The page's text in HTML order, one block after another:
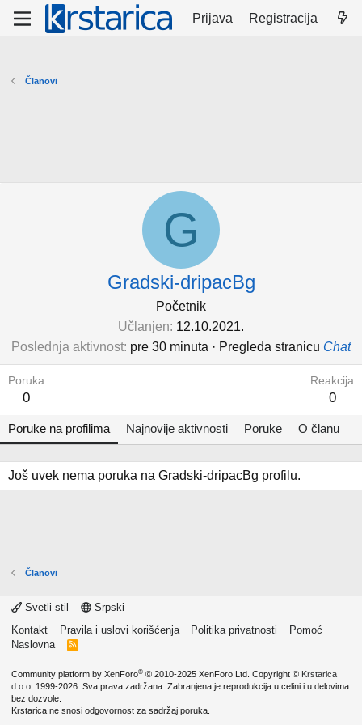
Prijava Registracija
Članovi
G
Gradski-dripacBg
Početnik
Učlanjen 12.10.2021.
Poslednja aktivnost pre 30 minuta · Pregleda stranicu Chat
Poruka
0
Reakcija
0
Poruke na profilima Najnovije aktivnosti Poruke O članu
Još uvek nema poruka na Gradski-dripacBg profilu.
Članovi
Svetli stil
Srpski
Kontakt
Pravila i uslovi korišćenja Politika privatnosti
Pomoć
Naslovna
R
Community platform by XenForo® © 2010-2025 XenForo Ltd. Copyright © Krstarica
d.o.o. 1999-2026. Sva prava zadržana. Zabranjena je reprodukcija u celini i u delovima
bez dozvole.
Krstarica ne snosi odgovornost za sadržaj poruka.